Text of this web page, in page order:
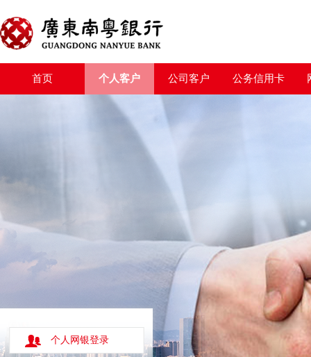
首页 个人客户 公司客户 公务信用卡
个人网银登录